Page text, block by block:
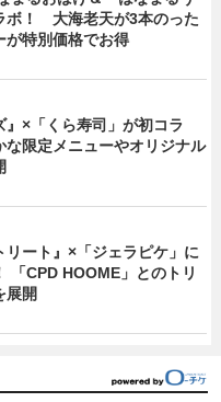
ボ！ 大海老天が3本のった
が特別価格でお得
』×「くら寿司」が初コラ
限定メニューやオリジナル
リート』×「ジェラピケ」に
「CPD HOOME」とのトリ
展開